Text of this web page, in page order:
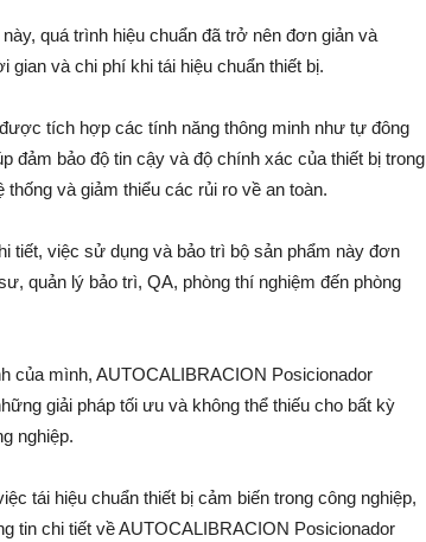
quá trình hiệu chuẩn đã trở nên đơn giản và
gian và chi phí khi tái hiệu chuẩn thiết bị.
tích hợp các tính năng thông minh như tự đông
đảm bảo độ tin cậy và độ chính xác của thiết bị trong
và giảm thiểu các rủi ro về an toàn.
việc sử dụng và bảo trì bộ sản phẩm này đơn
quản lý bảo trì, QA, phòng thí nghiệm đến phòng
của mình, AUTOCALIBRACION Posicionador
giải pháp tối ưu và không thể thiếu cho bất kỳ
nghiệp.
tái hiệu chuẩn thiết bị cảm biến trong công nghiệp,
tin chi tiết về AUTOCALIBRACION Posicionador